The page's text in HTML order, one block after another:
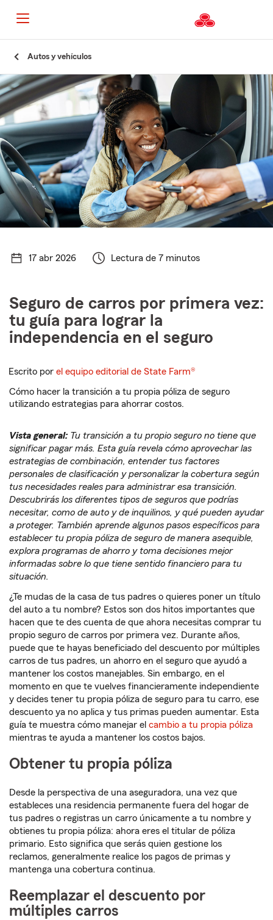
Autos y vehículos
17 abr 2026 Lectura de 7 minutos
Seguro de carros por primera vez:
tu guía para lograr la
independencia en el seguro
Escrito porel equipo editorial de State Farm®
Cómo hacer la transición a tu propia póliza de seguro
utilizando estrategias para ahorrar costos.
Vista general: Tu transición a tu propio seguro no tiene que
significar pagar más. Esta guía revela cómo aprovechar las
estrategias de combinación, entender tus factores
personales de clasificación y personalizar la cobertura según
tus necesidades reales para administrar esa transición.
Descubrirás los diferentes tipos de seguros que podrías
necesitar, como de auto y de inquilinos, y qué pueden ayudar
a proteger. También aprende algunos pasos específicos para
establecer tu propia póliza de seguro de manera asequible,
explora programas de ahorro y toma decisiones mejor
informadas sobre lo que tiene sentido financiero para tu
situación.
¿Te mudas de la casa de tus padres o quieres poner un título
del auto a tu nombre? Estos son dos hitos importantes que
hacen que te des cuenta de que ahora necesitas comprar tu
propio seguro de carros por primera vez. Durante años,
puede que te hayas beneficiado del descuento por múltiples
carros de tus padres, un ahorro en el seguro que ayudó a
mantener los costos manejables. Sin embargo, en el
momento en que te vuelves financieramente independiente
y decides tener tu propia póliza de seguro para tu carro, ese
descuento ya no aplica y tus primas pueden aumentar. Esta
guía te muestra cómo manejar el cambio a tu propia póliza
mientras te ayuda a mantener los costos bajos.
Obtener tu propia póliza
Desde la perspectiva de una aseguradora, una vez que
estableces una residencia permanente fuera del hogar de
tus padres o registras un carro únicamente a tu nombre y
obtienes tu propia póliza: ahora eres el titular de póliza
primario. Esto significa que serás quien gestione los
reclamos, generalmente realice los pagos de primas y
mantenga una cobertura continua.
Reemplazar el descuento por
múltiples carros